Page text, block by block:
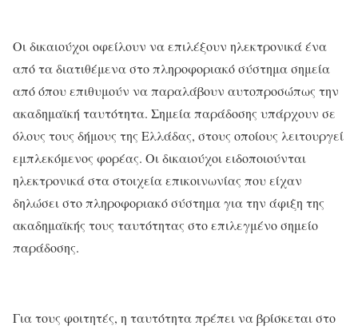
Οι δικαιούχοι οφείλουν να επιλέξουν ηλεκτρονικά ένα
από τα διατιθέμενα στο πληροφοριακό σύστημα σημεία
από όπου επιθυμούν να παραλάβουν αυτοπροσώπως την
ακαδημαϊκή ταυτότητα. Σημεία παράδοσης υπάρχουν σε
όλους τους δήμους της Ελλάδας, στους οποίους λειτουργεί
εμπλεκόμενος φορέας. Οι δικαιούχοι ειδοποιούνται
ηλεκτρονικά στα στοιχεία επικοινωνίας που είχαν
δηλώσει στο πληροφοριακό σύστημα για την άφιξη της
ακαδημαϊκής τους ταυτότητας στο επιλεγμένο σημείο
παράδοσης.
Για τους φοιτητές, η ταυτότητα πρέπει να βρίσκεται στο